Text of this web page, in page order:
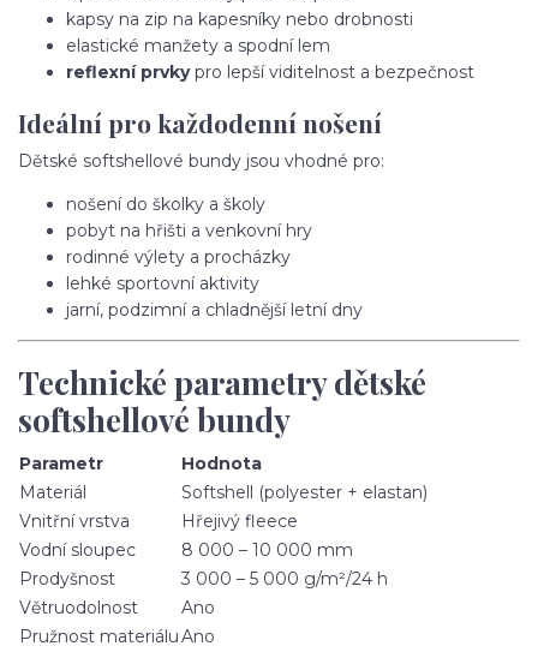
kapsy na zip na kapesníky nebo drobnosti
elastické manžety a spodní lem
reflexní prvkypro lepší viditelnost a bezpečnost
Ideální pro každodenní nošení
Dětské softshellové bundy jsou vhodné pro:
nošení do školky a školy
pobyt na hřišti a venkovní hry
rodinné výlety a procházky
lehké sportovní aktivity
jarní, podzimní a chladnější letní dny
Technické parametry dětské
softshellové bundy
Parametr
Hodnota
Materiál
Softshell (polyester + elastan)
Vnitřní vrstva
Hřejivý fleece
Vodní sloupec
8 000 – 10 000 mm
Prodyšnost
3 000 – 5 000 g/m²/24 h
Větruodolnost
Ano
Pružnost materiáluAno